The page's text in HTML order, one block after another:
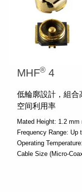
MHF® 4
低輪廓設計，組合
空间利用率
Mated Height: 1.2 mm
Frequency Range: Up
Operating Temperature:
Cable Size (Micro-